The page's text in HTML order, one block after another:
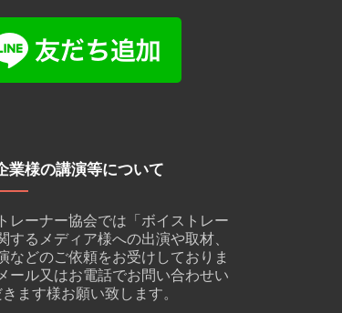
業様の講演等について
レーナー協会では「ボイストレー
するメディア様への出演や取材、
などのご依頼をお受けしておりま
ール又はお電話でお問い合わせい
ます様お願い致します。